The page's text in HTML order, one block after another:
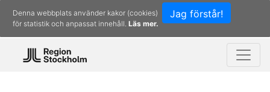
Jag förstår!
Denna webbplats använder kakor (cookies)
för statistik och anpassat innehåll. Läs mer.